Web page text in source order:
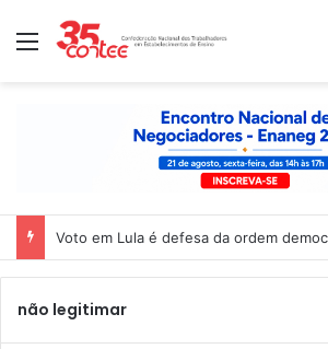
Menu
Voto em Lula é defesa da ordem
não legitimar